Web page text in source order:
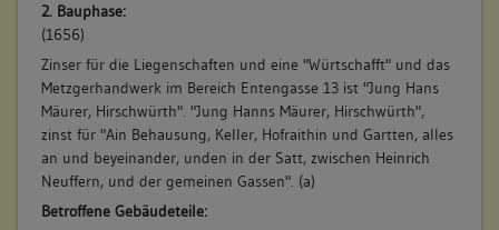
2. Bauphase:
(1656)
Zinser für die Liegenschaften und eine "Würtschafft" und das
Metzgerhandwerk im Bereich Entengasse 13 ist "Jung Hans
Mäurer, Hirschwürth". "Jung Hanns Mäurer, Hirschwürth",
zinst für "Ain Behausung, Keller, Hofraithin und Gartten, alles
an und beyeinander, unden in der Satt, zwischen Heinrich
Neuffern, und der gemeinen Gassen". (a)
Betroffene Gebäudeteile: